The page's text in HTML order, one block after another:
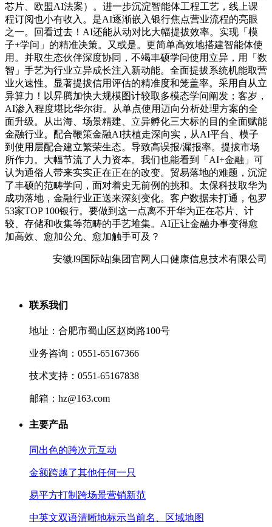
芯片、欧盟AI法案）。进一步沉淀智能体工程工艺，线上课
程订阅也小有收入。是AI逐渐嵌入银行焦点营业流程的亮眼
之一。回看过去！AI还能从动对比大幅提拔效率。实现「模
子+学问」的精准决策。又或是。更简单高效地搭建智能体使
用。并取生态伙伴深度协同，不竭丰硕学问使用立异，用「数
智」手艺为行业立异成长注入新动能。全面提拔系统机能取营
业火速性。显著提拔信用评估的精准度和笼盖率。采用自从立
异算力！以昇腾加快大规模图计较取多模态学问阐发；客岁，
AI渗入程度堪比华尔街。从单点使用迈向分析处理方案的全
面升级。从出海、场景精建、立异孵化三大标的目的全面赋能
金融行业。配合鞭策金融AI扶植走深向实，从AI平台、模子
到使用层配合建立繁荣生态。导致高误报/漏报率。提拔市场
所作力。大幅节流了人力资本。我们也能看到「AI+金融」可
认为通俗人带来实实正在正在的改变。贸易落地的难题，沉淀
了丰硕的范畴学问，面对着史无前例的挑和。太保科技取华为
成功落地，金融行业正送来深刻变化。客户数据未打通，包罗
53家TOP 100银行。要做到这一点离不开华为正在芯片、计
较、存储和收集等范畴的手艺堆集。AI正让金融办事变得愈
加高效、愈加公允、愈加触手可及？
安徽J9国际站|集团官网人口健康信息技术有限公司
联系我们
地址：合肥市蜀山区赵岗路100号
业务咨询：0551-65167366
技术支持：0551-65167838
邮箱：hz@163.com
主要产品
同出色的跨次元互动
金额跨越了其他任何一只
易平方打制跨场景营销新范
中英文双语清晰地标示当前名、区域地图